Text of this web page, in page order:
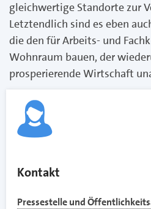
gleichwertige Standorte zur
Letztendlich sind es eben
die den für Arbeits- und
Wohnraum bauen, der
prosperierende Wirtschaft
Kontakt
Pressestelle und